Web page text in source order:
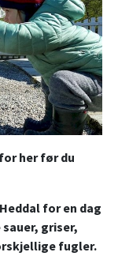
her før du
for en dag
sauer, griser,
fugler.